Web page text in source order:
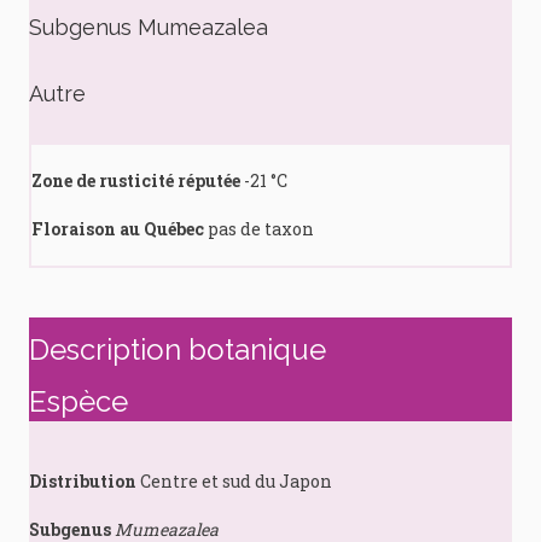
Subgenus Mumeazalea
Autre
Zone de rusticité réputée -21 °C
Floraison au Québec pas de taxon
Description botanique
Espèce
Distribution Centre et sud du Japon
Subgenus Mumeazalea